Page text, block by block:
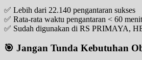
✅ Lebih dari 22.140 pengantaran sukses
✅ Rata-rata waktu pengantaran < 60 menit
✅ Sudah digunakan di RS
🎯 Jangan Tunda Kebutuhan